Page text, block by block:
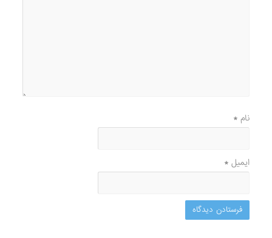
نام*
ایمیل*